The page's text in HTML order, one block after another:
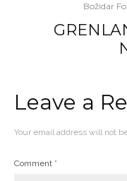
Božidar
Leave a
Your email address will not
Comment *